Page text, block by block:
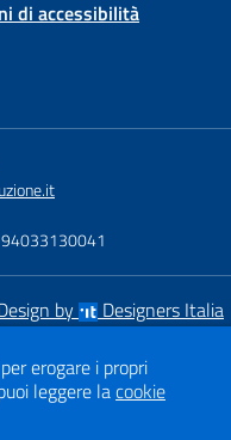
di accessibilità
94033130041
by
Designers Italia
erogare i propri
leggere lacookie